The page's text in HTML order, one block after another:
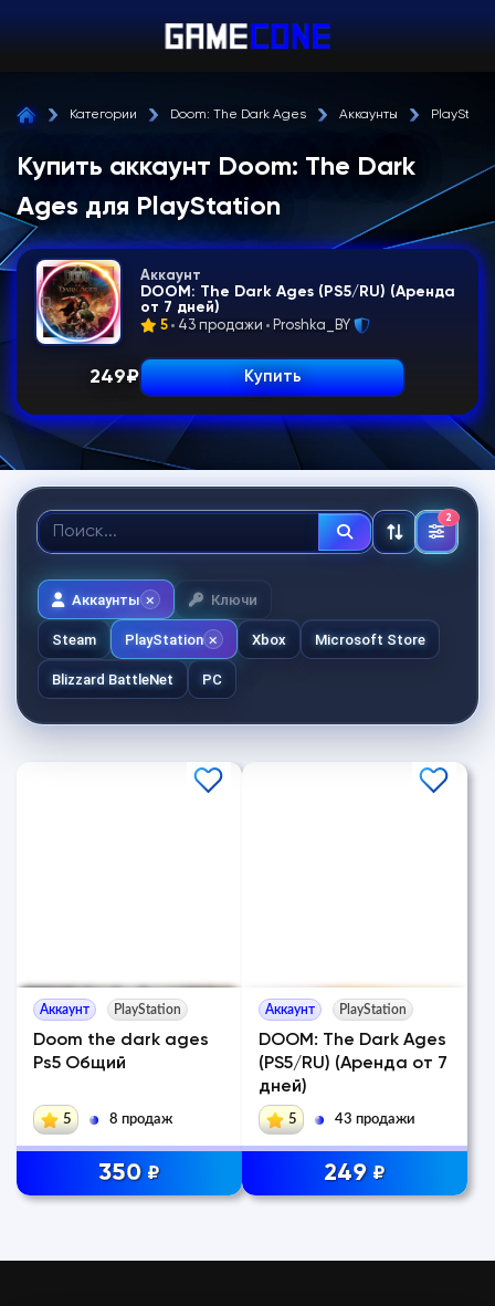
Категории Doom: The Dark Ages Аккаунты
Купить аккаунт Doom: The Dark
Ages для PlayStation
Аккаунт
DOOM: The Dark Ages (PS5/RU) (Аренда
от 7 дней)
5 43 продажи Proshka_BY
249₽ Купить
2
Аккаунты Ключи
Steam PlayStation Xbox Microsoft Store
Blizzard BattleNet PC
Аккаунт PlayStation
Doom the dark ages
Ps5 Общий
5 8 продаж
350 ₽
Аккаунт PlayStation
DOOM: The Dark Ages
(PS5/RU) (Аренда от 7
дней)
5 43 продажи
249 ₽